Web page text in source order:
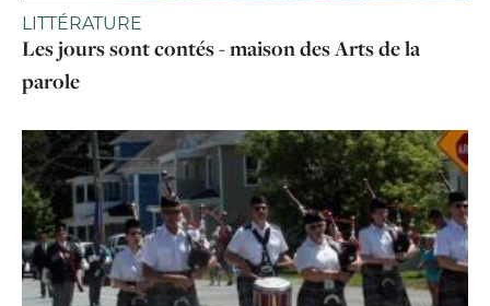
LITTÉRATURE
Les jours sont contés - maison des Arts de la
parole